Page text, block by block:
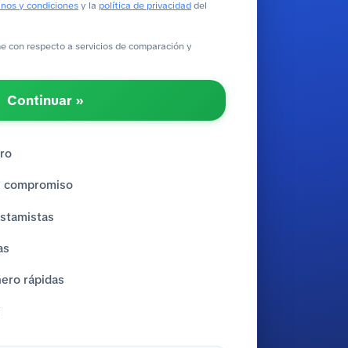
y condicionesy la política de privacidaddel
con respecto a servicios de comparación y
Continuar »
rápidas